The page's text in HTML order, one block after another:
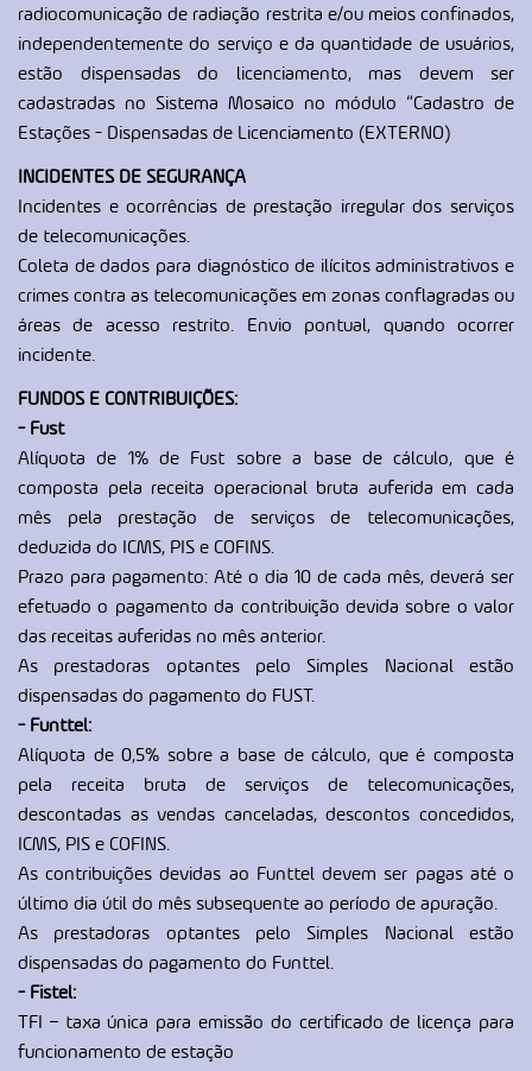
radiocomunicação de radiação restrita e/ou meios confinados,
independentemente do serviço e da quantidade de usuários,
estão dispensadas do licenciamento, mas devem ser
cadastradas no Sistema Mosaico no módulo “Cadastro de
Estações - Dispensadas de Licenciamento (EXTERNO)
INCIDENTES DE SEGURANÇA
Incidentes e ocorrências de prestação irregular dos serviços
de telecomunicações.
Coleta de dados para diagnóstico de ilícitos administrativos e
crimes contra as telecomunicações em zonas conflagradas ou
áreas de acesso restrito. Envio pontual, quando ocorrer
incidente.
FUNDOS E CONTRIBUIÇÕES:
- Fust
Alíquota de 1% de Fust sobre a base de cálculo, que é
composta pela receita operacional bruta auferida em cada
mês pela prestação de serviços de telecomunicações,
deduzida do ICMS, PIS e COFINS.
Prazo para pagamento: Até o dia 10 de cada mês, deverá ser
efetuado o pagamento da contribuição devida sobre o valor
das receitas auferidas no mês anterior.
As prestadoras optantes pelo Simples Nacional estão
dispensadas do pagamento do FUST.
- Funttel:
Alíquota de 0,5% sobre a base de cálculo, que é composta
pela receita bruta de serviços de telecomunicações,
descontadas as vendas canceladas, descontos concedidos,
ICMS, PIS e COFINS.
As contribuições devidas ao Funttel devem ser pagas até o
último dia útil do mês subsequente ao período de apuração.
As prestadoras optantes pelo Simples Nacional estão
dispensadas do pagamento do Funttel.
- Fistel:
TFI – taxa única para emissão do certificado de licença para
funcionamento de estação